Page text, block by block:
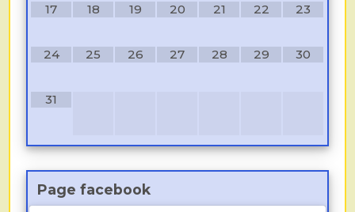
17 18 19 20 21 22 23
24 25 26 27 28 29 30
31
Page facebook